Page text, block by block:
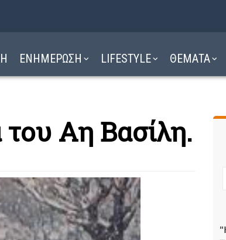
ΕΝΗΜΕΡΩΣΗ LIFESTYLE ΘΕΜΑΤΑ
του Αη Βασίλη.